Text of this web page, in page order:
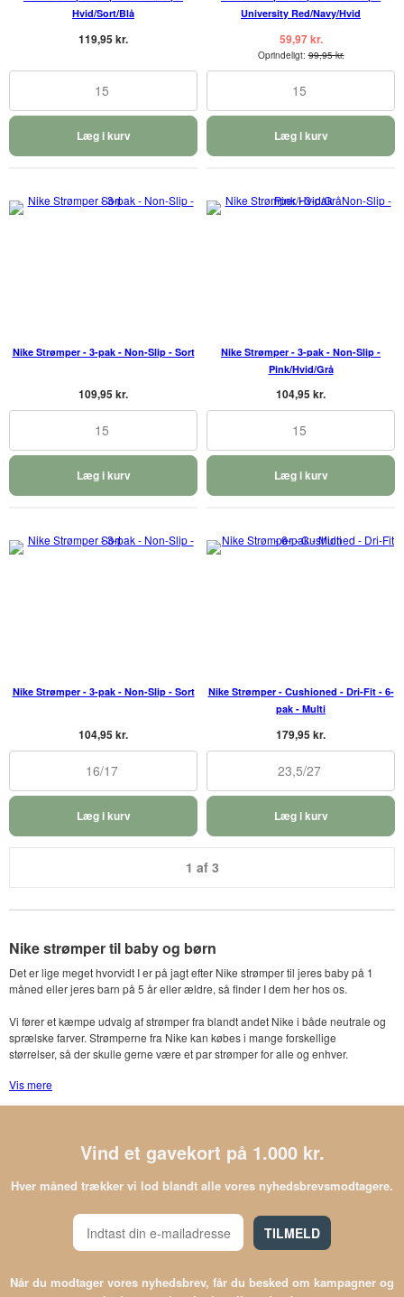
Hvid/Sort/Blå
119,95 kr.
15
Læg i kurv
University Red/Navy/Hvid
59,97 kr.
Oprindeligt:99,95 kr.
15
Læg i kurv
Nike Strømper - 3-pak - Non-Slip - Sort
109,95 kr.
15
Læg i kurv
Nike Strømper - 3-pak - Non-Slip -
Pink/Hvid/Grå
104,95 kr.
15
Læg i kurv
Nike Strømper - 3-pak - Non-Slip - Sort
104,95 kr.
16/17
Læg i kurv
Nike Strømper - Cushioned - Dri-Fit - 6-
pak - Multi
179,95 kr.
23,5/27
Læg i kurv
1 af 3
Nike strømper til baby og børn
Det er lige meget hvorvidt I er på jagt efter Nike strømper til jeres baby på 1
måned eller jeres barn på 5 år eller ældre, så finder I dem her hos os.
Vi fører et kæmpe udvalg af strømper fra blandt andet Nike i både neutrale og
sprælske farver. Strømperne fra Nike kan købes i mange forskellige
størrelser, så der skulle gerne være et par strømper for alle og enhver.
Køb rigeligt med strømper fra Nike
villig til at løfte fødderne hen over gulvet.
Noget som sker for de fleste, er at strømperne bliver væk ifm. vaskningen, så
Skridsikre strømper med dupper
udfordring at finde strømper med skridsikre egenskaber til jeres barn. Kig jer
Vis mere
Vind et gavekort på 1.000 kr.
Hver måned trækker vi lod blandt alle vores nyhedsbrevsmodtagere.
TILMELD
Når du modtager vores nyhedsbrev, får du besked om kampagner og